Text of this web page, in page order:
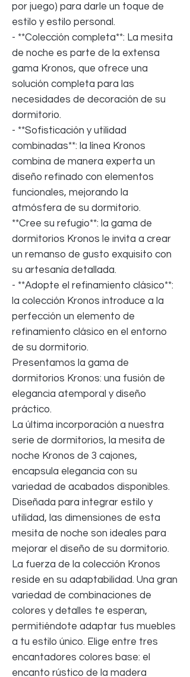
por juego) para darle un toque de
estilo y estilo personal.
- **Colección completa**: La mesita
de noche es parte de la extensa
gama Kronos, que ofrece una
solución completa para las
necesidades de decoración de su
dormitorio.
- **Sofisticación y utilidad
combinadas**: la línea Kronos
combina de manera experta un
diseño refinado con elementos
funcionales, mejorando la
atmósfera de su dormitorio.
**Cree su refugio**: la gama de
dormitorios Kronos le invita a crear
un remanso de gusto exquisito con
su artesanía detallada.
- **Adopte el refinamiento clásico**:
la colección Kronos introduce a la
perfección un elemento de
refinamiento clásico en el entorno
de su dormitorio.
Presentamos la gama de
dormitorios Kronos: una fusión de
elegancia atemporal y diseño
práctico.
La última incorporación a nuestra
serie de dormitorios, la mesita de
noche Kronos de 3 cajones,
encapsula elegancia con su
variedad de acabados disponibles.
Diseñada para integrar estilo y
utilidad, las dimensiones de esta
mesita de noche son ideales para
mejorar el diseño de su dormitorio.
La fuerza de la colección Kronos
reside en su adaptabilidad. Una gran
variedad de combinaciones de
colores y detalles te esperan,
permitiéndote adaptar tus muebles
a tu estilo único. Elige entre tres
encantadores colores base: el
encanto rústico de la madera